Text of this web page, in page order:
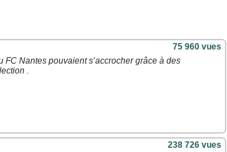
75 960 vues
Nantes pouvaient s’accrocher grâce à des
.
238 726 vues